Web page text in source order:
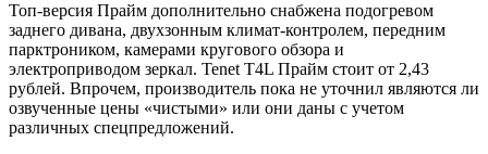
Топ-версия Прайм дополнительно снабжена подогревом
заднего дивана, двухзонным климат-контролем, передним
парктроником, камерами кругового обзора и
электроприводом зеркал. Tenet T4L Прайм стоит от 2,43
рублей. Впрочем, производитель пока не уточнил являются ли
озвученные цены «чистыми» или они даны с учетом
различных спецпредложений.